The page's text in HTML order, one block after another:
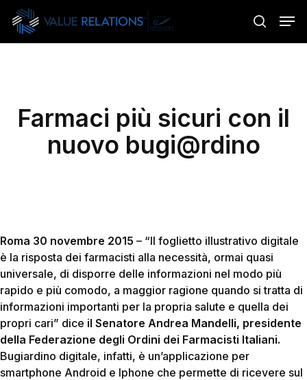
Skip
main
search
Farmaci più sicuri con il
nuovo bugi@rdino
Roma 30 novembre 2015 – “Il foglietto illustrativo digitale
è la risposta dei farmacisti alla necessità, ormai quasi
universale, di disporre delle informazioni nel modo più
rapido e più comodo, a maggior ragione quando si tratta di
informazioni importanti per la propria salute e quella dei
propri cari” dice il Senatore Andrea Mandelli, presidente
della Federazione degli Ordini dei Farmacisti Italiani.
Bugiardino digitale, infatti, è un’applicazione per
smartphone Android e Iphone che permette di ricevere sul